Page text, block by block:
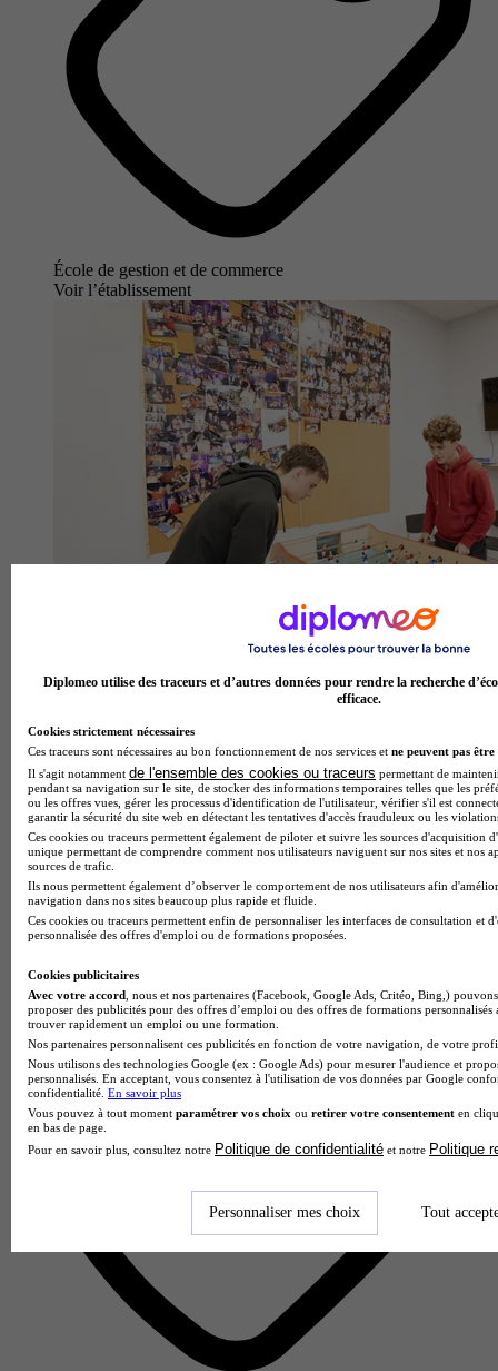
École de gestion et de commerce
Voir l’établissement
ESITC Paris
4.3
3 avis
Arcueil
Diplomeo utilise des traceurs et d’autres données pour rendre la recherche
efficace.
Cookies strictement nécessaires
Ces traceurs sont nécessaires au bon fonctionnement de nos services et ne peuvent pas être
Il s'agit notamment de l'ensemble des cookies ou traceurs permettant de
pendant sa navigation sur le site, de stocker des informations temporaires telles que les
ou les offres vues, gérer les processus d'identification de l'utilisateur, vérifier s'il est
garantir la sécurité du site web en détectant les tentatives d'accès frauduleux ou les
Ces cookies ou traceurs permettent également de piloter et suivre les sources d'acquisition
unique permettant de comprendre comment nos utilisateurs naviguent sur nos sites et nos
sources de trafic.
Ils nous permettent également d’observer le comportement de nos utilisateurs afin
navigation dans nos sites beaucoup plus rapide et fluide.
Ces cookies ou traceurs permettent enfin de personnaliser les interfaces de consultation et
personnalisée des offres d'emploi ou de formations proposées.
Cookies publicitaires
Avec votre accord , nous et nos partenaires (Facebook, Google Ads, Critéo, Bing,)
proposer des publicités pour des offres d’emploi ou des offres de formations
trouver rapidement un emploi ou une formation.
Nos partenaires personnalisent ces publicités en fonction de votre navigation, de votre
Nous utilisons des technologies Google (ex : Google Ads) pour mesurer l'audience et
personnalisés. En acceptant, vous consentez à l'utilisation de vos données par Google
confidentialité. En savoir plus
Vous pouvez à tout moment paramétrer vos choix ou retirer votre consentement en
en bas de page.
Pour en savoir plus, consultez notre Politique de confidentialité et notre Politique
Personnaliser mes choix Tout